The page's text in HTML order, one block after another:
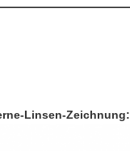
Linsen-Zeichnung: